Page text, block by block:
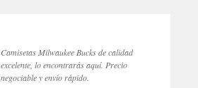
Camisetas Milwaukee Bucks de calidad
excelente, lo encontrarás aquí. Precio
negociable y envío rápido.